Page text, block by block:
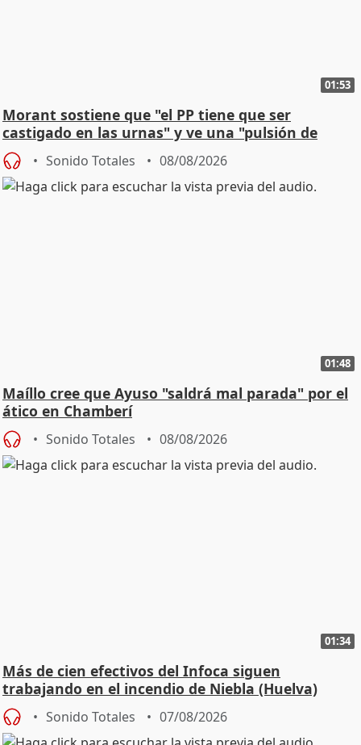
01:53
Morant sostiene que "el PP tiene que ser
castigado en las urnas" y ve una "pulsión de
cambio"
Sonido Totales 08/08/2026
01:48
Maíllo cree que Ayuso "saldrá mal parada" por el
ático en Chamberí
Sonido Totales 08/08/2026
01:34
Más de cien efectivos del Infoca siguen
trabajando en el incendio de Niebla (Huelva)
Sonido Totales 07/08/2026